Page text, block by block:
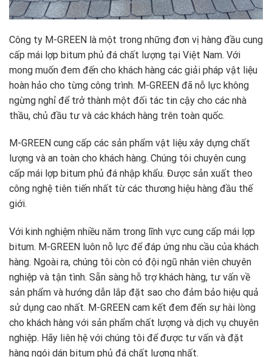
Công ty M-GREEN là một trong những đơn vị hàng đầu cung
cấp mái lợp bitum phủ đá chất lượng tại Việt Nam. Với
mong muốn đem đến cho khách hàng các giải pháp vật liệu
hoàn hảo cho từng công trình. M-GREEN đã nỗ lực không
ngừng nghỉ để trở thành một đối tác tin cậy cho các nhà
thầu, chủ đầu tư và các khách hàng trên toàn quốc.
M-GREEN cung cấp các sản phẩm vật liệu xây dựng chất
lượng và an toàn cho khách hàng. Chúng tôi chuyên cung
cấp mái lợp bitum phủ đá nhập khẩu. Được sản xuất theo
công nghệ tiên tiến nhất từ các thương hiệu hàng đầu thế
giới.
Với kinh nghiệm nhiều năm trong lĩnh vực cung cấp mái lợp
bitum. M-GREEN luôn nỗ lực để đáp ứng nhu cầu của khách
hàng. Ngoài ra, chúng tôi còn có đội ngũ nhân viên chuyên
nghiệp và tận tình. Sẵn sàng hỗ trợ khách hàng, tư vấn về
sản phẩm và hướng dẫn lắp đặt sao cho đảm bảo hiệu quả
sử dụng cao nhất. M-GREEN cam kết đem đến sự hài lòng
cho khách hàng với sản phẩm chất lượng và dịch vụ chuyên
nghiệp. Hãy liên hệ với chúng tôi để được tư vấn và đặt
hàng ngói dán bitum phủ đá chất lượng nhất.